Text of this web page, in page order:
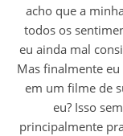
acho que a
todos os
eu ainda mal
Mas finalmente
em um filme de
eu? Isso
principalmente